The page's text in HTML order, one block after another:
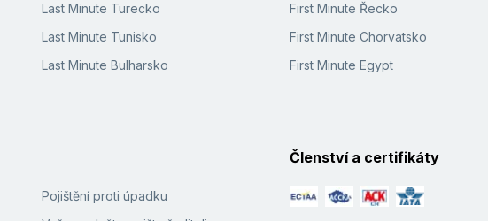
Last Minute Turecko
Last Minute Tunisko
Last Minute Bulharsko
First Minute Řecko
First Minute Chorvatsko
First Minute Egypt
Pojištění proti úpadku
Členství a certifikáty